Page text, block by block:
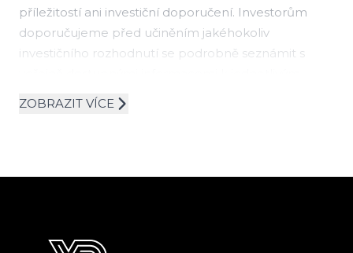
příležitostí ani investiční doporučení. Investorům
doporučujeme před učiněním jakéhokoliv
investičního rozhodnutí se podrobně seznámit s
produktům, například emisními podmínkami.
Investování do investičních nástrojů je obecně
právních předpisů a zvyklostí příslušných finančních
ZOBRAZIT VÍCE